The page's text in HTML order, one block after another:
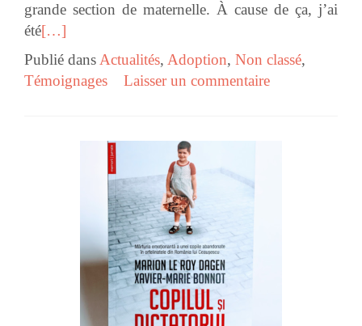
grande section de maternelle. À cause de ça, j’ai
été[…]
Publié dans Actualités, Adoption, Non classé,
Témoignages
Laisser un commentaire